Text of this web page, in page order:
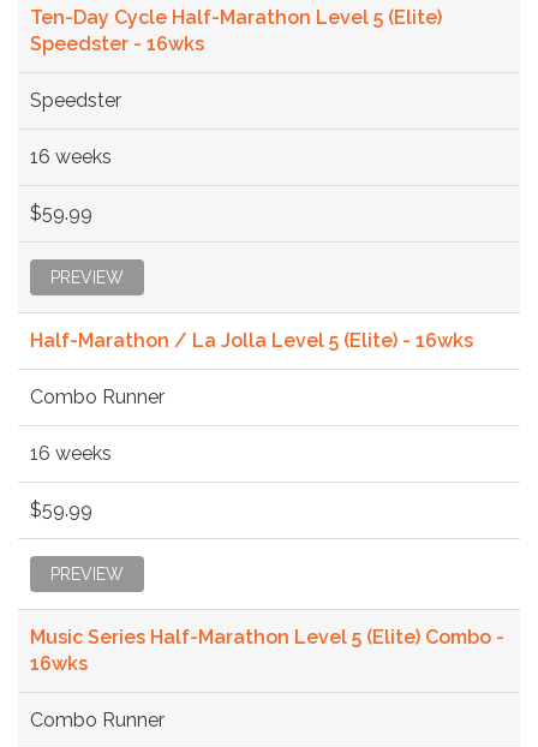
Ten-Day Cycle Half-Marathon Level 5 (Elite)
Speedster - 16wks
Speedster
16 weeks
$59.99
PREVIEW
Half-Marathon / La Jolla Level 5 (Elite) - 16wks
Combo Runner
16 weeks
$59.99
PREVIEW
Music Series Half-Marathon Level 5 (Elite) Combo -
16wks
Combo Runner